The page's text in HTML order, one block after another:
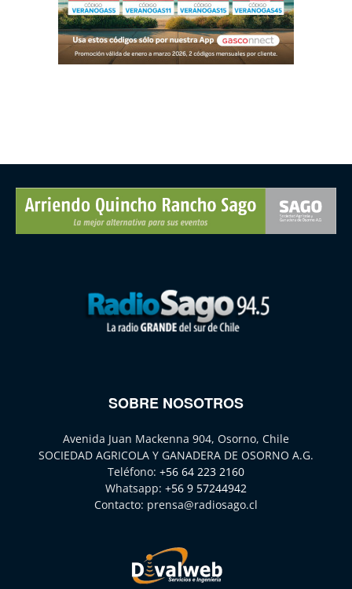
SOBRE NOSOTROS
Avenida Juan Mackenna 904, Osorno, Chile
SOCIEDAD AGRICOLA Y GANADERA DE OSORNO A.G.
Teléfono: +56 64 223 2160
Whatsapp: +56 9 57244942
Contacto: prensa@radiosago.cl